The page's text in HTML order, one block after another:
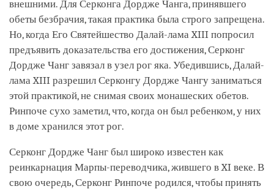
внешними. Для Серконга Дордже Чанга, принявшего
обеты безбрачия, такая практика была строго запрещена.
Но, когда Его Святейшество Далай-лама XIII попросил
предъявить доказательства его достижения, Серконг
Дордже Чанг завязал в узел рог яка. Убедившись, Далай-
лама XIII разрешил Серконгу Дордже Чангу заниматься
этой практикой, не снимая своих монашеских обетов.
Ринпоче сухо заметил, что, когда он был ребенком, у них
в доме хранился этот рог.
Серконг Дордже Чанг был широко известен как
реинкарнация Марпы-переводчика, жившего в XI веке. В
свою очередь, Серконг Ринпоче родился, чтобы принять